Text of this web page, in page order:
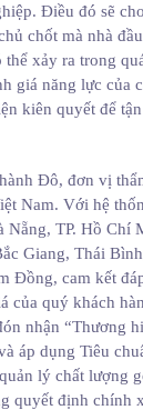
Điều đó sẽ
chốt mà nhà
thể xảy ra trong
giá năng lực của
kiên quyết để
Đô, đơn vị
Nam. Với hệ
TP. Hồ Chí
Giang, Thái
Đồng, cam kết
của quý khách
nhận “Thương
áp dụng Tiêu
lý chất lượng
quyết định chính